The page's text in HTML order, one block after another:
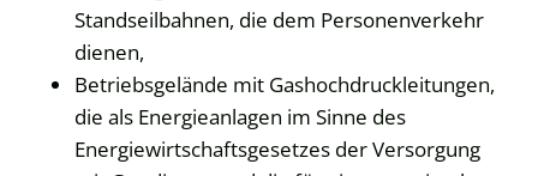
Standseilbahnen, die dem Personenverkehr
dienen,
Betriebsgelände mit Gashochdruckleitungen,
die als Energieanlagen im Sinne des
Energiewirtschaftsgesetzes der Versorgung